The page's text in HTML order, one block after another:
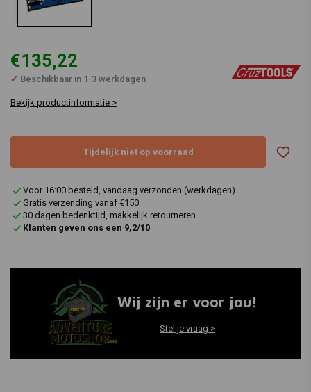
€135,22
✔ Beschikbaar in 1-3 werkdagen
Bekijk productinformatie >
Tijdelijk niet op voorraad
Voor 16:00 besteld, vandaag verzonden (werkdagen)
Gratis verzending vanaf €150
30 dagen bedenktijd, makkelijk retourneren
Klanten geven ons een 9,2/10
Wij zijn er voor jou!
Stel je vraag >